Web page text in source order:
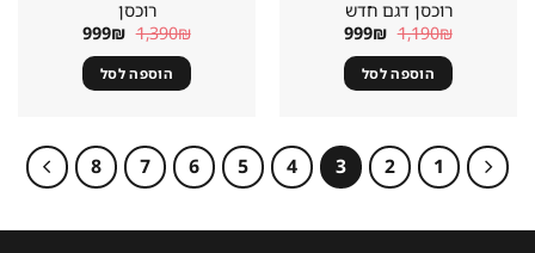
רוכסן דגם חדש
1,190₪ המחיר
היה:
1,190₪.
999₪ המחיר
הוא:
999₪. הוספה לסל
רוכסן
1,390₪ המחיר
היה:
1,390₪.
999₪ המחיר
הוא:
999₪. הוספה לסל
1
2
3
4
5
6
7
8